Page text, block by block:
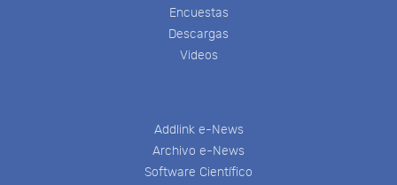
Encuestas
Descargas
Videos
Addlink e-News
Archivo e-News
Software Científico